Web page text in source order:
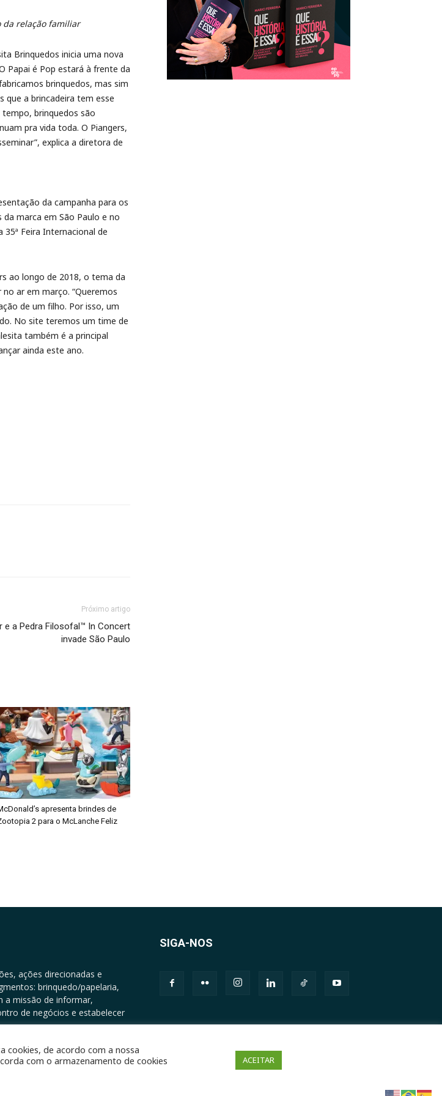
da relação familiar
Brinquedos inicia uma nova
Papai é Pop estará à frente da
brinquedos, mas sim
que a brincadeira tem esse
brinquedos são
pra vida toda. O Piangers,
explica a diretora de
da campanha para os
marca em São Paulo e no
Feira Internacional de
ao longo de 2018, o tema da
ar em março. “Queremos
de um filho. Por isso, um
No site teremos um time de
também é a principal
ainda este ano.
Próximo artigo
e a Pedra Filosofal™ In Concert
invade São Paulo
apresenta brindes de
2 para o McLanche Feliz
ações direcionadas e
brinquedo/papelaria,
a missão de informar,
de negócios e estabelecer
SIGA-NOS
cookies, de acordo com a nossa
com o armazenamento de cookies
ACEITAR